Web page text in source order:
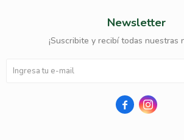
Newsletter
¡Suscribite y recibí todas nuestras
 